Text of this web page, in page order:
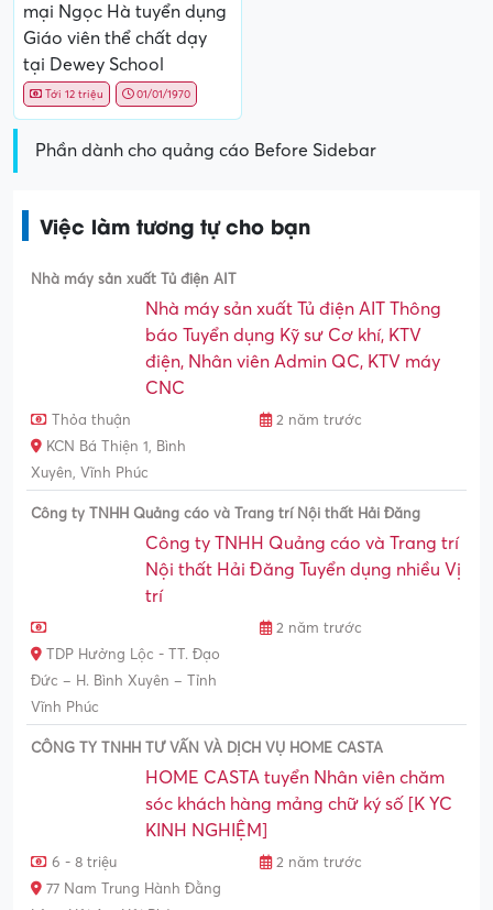
mại Ngọc Hà tuyển dụng
Giáo viên thể chất dạy
tại Dewey School
Tới 12 triệu 01/01/1970
Phần dành cho quảng cáo Before Sidebar
Việc làm tương tự cho bạn
Nhà máy sản xuất Tủ điện AIT
Nhà máy sản xuất Tủ điện AIT Thông
báo Tuyển dụng Kỹ sư Cơ khí, KTV
điện, Nhân viên Admin QC, KTV máy
CNC
Thỏa thuận
2 năm trước
KCN Bá Thiện 1, Bình
Xuyên, Vĩnh Phúc
Công ty TNHH Quảng cáo và Trang trí Nội thất Hải Đăng
Công ty TNHH Quảng cáo và Trang trí
Nội thất Hải Đăng Tuyển dụng nhiều Vị
trí
2 năm trước
TDP Hưởng Lộc - TT. Đạo
Đức – H. Bình Xuyên – Tỉnh
Vĩnh Phúc
CÔNG TY TNHH TƯ VẤN VÀ DỊCH VỤ HOME CASTA
HOME CASTA tuyển Nhân viên chăm
sóc khách hàng mảng chữ ký số [K YC
KINH NGHIỆM]
6 - 8 triệu
2 năm trước
77 Nam Trung Hành Đằng